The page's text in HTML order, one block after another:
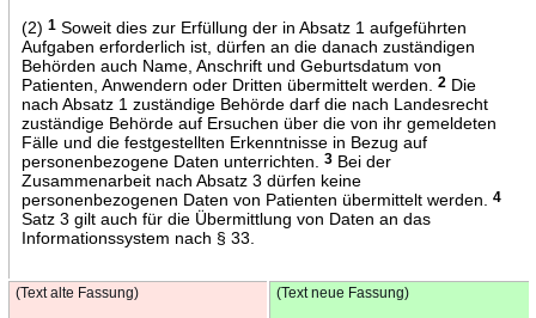
(2) 1Soweit dies zur Erfüllung der in Absatz 1 aufgeführten
Aufgaben erforderlich ist, dürfen an die danach zuständigen
Behörden auch Name, Anschrift und Geburtsdatum von
Patienten, Anwendern oder Dritten übermittelt werden.
2Die
nach Absatz 1 zuständige Behörde darf die nach Landesrecht
zuständige Behörde auf Ersuchen über die von ihr gemeldeten
Fälle und die festgestellten Erkenntnisse in Bezug auf
personenbezogene Daten unterrichten.
3Bei der
Zusammenarbeit nach Absatz 3 dürfen keine
personenbezogenen Daten von Patienten übermittelt werden.
4
Satz 3 gilt auch für die Übermittlung von Daten an das
Informationssystem nach § 33.
(Text alte Fassung) (Text neue Fassung)